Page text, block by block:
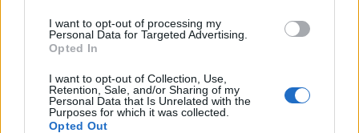
I want to opt-out of processing my
Personal Data for Targeted Advertising.
Opted In
I want to opt-out of Collection, Use,
Retention, Sale, and/or Sharing of my
Personal Data that Is Unrelated with the
Purposes for which it was collected.
Opted Out
ποιότητας ψαριών σε Ελλάδα και Ισπανία. Έχει
καθετοποιημένες εργασίες, από ζωοτροφές έως
προϊόντα προστιθέμενης αξίας, ενώ έχει
αναγνωριστεί για τα κορυφαία είδη που προσφέρει:
το φαγκρί, το λαβράκι, την τσιπούρα και τον